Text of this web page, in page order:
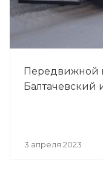
Передвижной
Балтачевский
3 апреля 2023